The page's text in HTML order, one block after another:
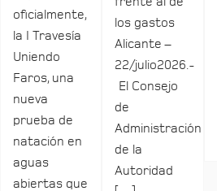
oficialmente,
la I Travesía
Uniendo
Faros, una
nueva
prueba de
natación en
aguas
abiertas que
los gastos
Alicante –
22/julio2026.-
El Consejo
de
Administración
de la
Autoridad